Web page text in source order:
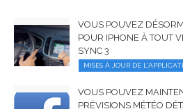
VOUS POUVEZ
POUR IPHONE À TOUT
SYNC 3
MISES À JOUR DE
VOUS POUVEZ
PRÉVISIONS MÉTÉO